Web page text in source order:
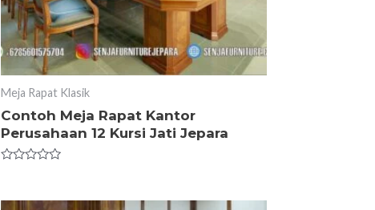
Meja Rapat Klasik
Contoh Meja Rapat Kantor
Perusahaan 12 Kursi Jati Jepara